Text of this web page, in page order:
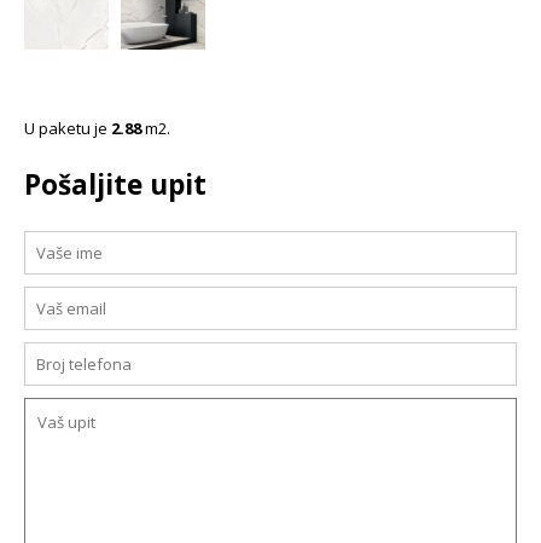
U paketu je 2.88m2.
Pošaljite upit